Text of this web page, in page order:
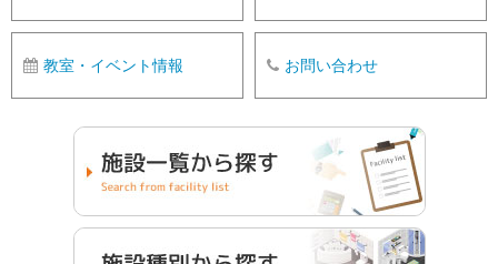
教室・イベント情報 お問い合わせ